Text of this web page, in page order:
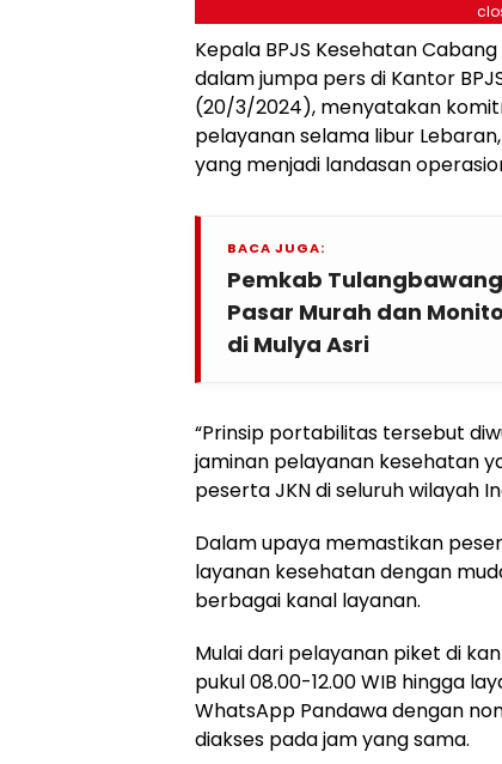
Kepala BPJS Kesehatan
dalam jumpa pers di Kantor
(20/3/2024), menyatakan
pelayanan selama libur
yang menjadi landasan
BACA JUGA:
Pemkab
Pasar Murah dan
di Mulya Asri
“Prinsip portabilitas tersebut
jaminan pelayanan kesehatan
peserta JKN di seluruh wilayah
Dalam upaya memastikan
layanan kesehatan dengan
berbagai kanal layanan.
Mulai dari pelayanan piket di
pukul 08.00-12.00 WIB hingga
WhatsApp Pandawa dengan
diakses pada jam yang sama.